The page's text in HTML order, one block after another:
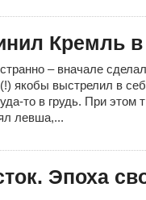
Кремль в
– вначале
якобы выстрелил в
то в грудь. При этом
левша,...
Эпоха